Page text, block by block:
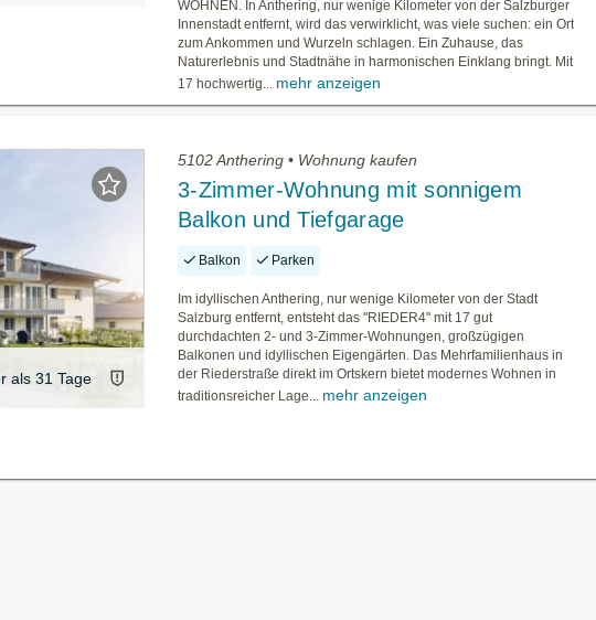
WOHNEN. In Anthering, nur wenige Kilometer von der Salzburger
Innenstadt entfernt, wird das verwirklicht, was viele suchen: ein Ort
zum Ankommen und Wurzeln schlagen. Ein Zuhause, das
Naturerlebnis und Stadtnähe in harmonischen Einklang bringt. Mit
17 hochwertig... mehr anzeigen
als 31 Tage
5102 Anthering • Wohnung kaufen
3-Zimmer-Wohnung mit sonnigem
Balkon und Tiefgarage
Balkon Parken
Im idyllischen Anthering, nur wenige Kilometer von der Stadt
Salzburg entfernt, entsteht das "RIEDER4" mit 17 gut
durchdachten 2- und 3-Zimmer-Wohnungen, großzügigen
Balkonen und idyllischen Eigengärten. Das Mehrfamilienhaus in
der Riederstraße direkt im Ortskern bietet modernes Wohnen in
traditionsreicher Lage... mehr anzeigen